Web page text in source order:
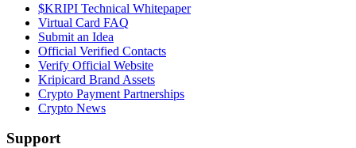
$KRIPI Technical Whitepaper
Virtual Card FAQ
Submit an Idea
Official Verified Contacts
Verify Official Website
Kripicard Brand Assets
Crypto Payment Partnerships
Crypto News
Support